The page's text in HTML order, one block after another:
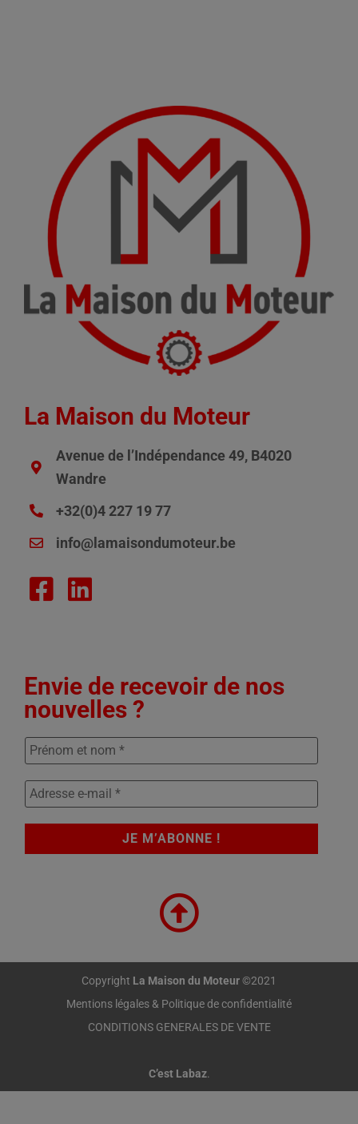
La Maison du Moteur
Avenue de l’Indépendance 49, B4020
Wandre
+32(0)4 227 19 77
info@lamaisondumoteur.be
Envie de recevoir de nos
nouvelles ?
Copyright La Maison du Moteur©2021
Mentions légales & Politique de confidentialité
CONDITIONS GENERALES DE VENTE
C’est Labaz.